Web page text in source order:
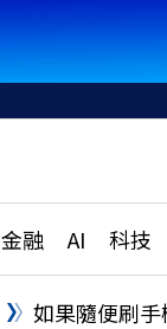
金融 AI 科技
國際
如果隨便刷